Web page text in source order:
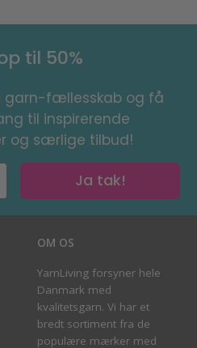
til 50%
garn-fællesskab og få
til inspirerende
og særlige tilbud!
Ja tak!
OM OS
YarnLiving forsyner hele
Danmark med
kvalitetsgarn. Vi har et
bredt sortiment fra de
populære mærker med